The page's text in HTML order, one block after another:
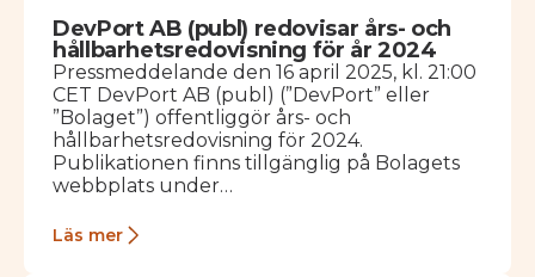
DevPort AB (publ) redovisar års- och
hållbarhetsredovisning för år 2024
Pressmeddelande den 16 april 2025, kl. 21:00
CET DevPort AB (publ) (”DevPort” eller
”Bolaget”) offentliggör års- och
hållbarhetsredovisning för 2024.
Publikationen finns tillgänglig på Bolagets
webbplats under
tryckta versionen kommer finnas tillgänglig
Läs mer